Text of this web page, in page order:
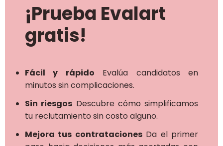
¡Prueba Evalart
gratis!
Fácil y rápido Evalúa candidatos en
minutos sin complicaciones.
Sin riesgos Descubre cómo simplificamos
tu reclutamiento sin costo alguno.
Mejora tus contratacionesDa el primer